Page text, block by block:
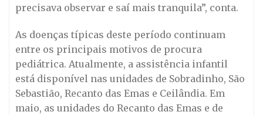
precisava observar e saí mais tranquila”, conta.
As doenças típicas deste período continuam
entre os principais motivos de procura
pediátrica. Atualmente, a assistência infantil
está disponível nas unidades de Sobradinho, São
Sebastião, Recanto das Emas e Ceilândia. Em
maio, as unidades do Recanto das Emas e de